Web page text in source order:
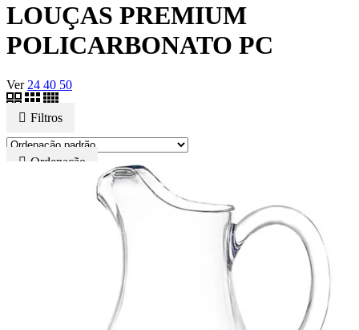
LOUÇAS PREMIUM
POLICARBONATO PC
Ver 24 40 50
Filtros
Ordenação